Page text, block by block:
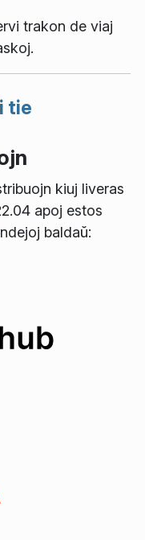
tie
kiuj liveras
apoj estos
baldaŭ: